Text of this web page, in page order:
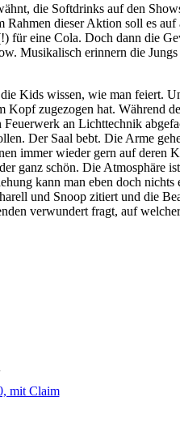
die Softdrinks auf den
dieser Aktion soll es
eine Cola. Doch dann die
Musikalisch erinnern die
Kids wissen, wie man feiert.
zugezogen hat. Während
an Lichttechnik
Der Saal bebt. Die Arme
immer wieder gern auf deren
ganz schön. Die Atmosphäre
kann man eben doch
und Snoop zitiert und die
verwundert fragt, auf